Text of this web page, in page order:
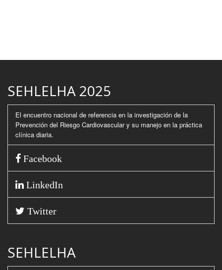
SEHLELHA 2025
El encuentro nacional de referencia en la investigación de la
Prevención del Riesgo Cardiovascular y su manejo en la práctica
clínica diaria.
Facebook
LinkedIn
Twitter
SEHLELHA